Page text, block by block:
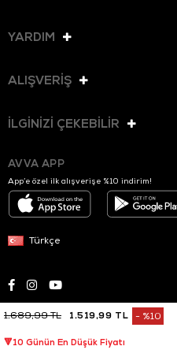
1.689,99 TL 1.519,99 TL %10
🔻10 Günün En Düşük Fiyatı
YARDIM
ALIŞVERİŞ
İLGİNİZİ ÇEKEBİLİR
AVVA APP
App’e özel ilk alışverişe %10 indirim!
Türkçe
© 2025 AVVA.